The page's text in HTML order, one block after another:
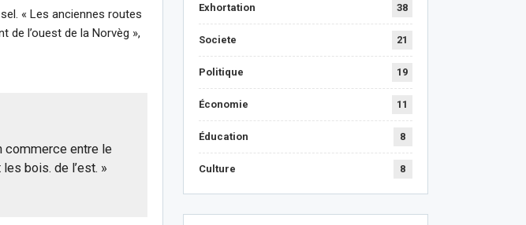
« Les anciennes routes
l’ouest de la Norvèg »,
commerce entre le
bois. de l’est. »
Exhortation 38
Societe 21
Politique 19
Économie 11
Éducation 8
Culture 8